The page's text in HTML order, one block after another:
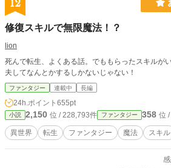
12
修復スキルで無限魔法！？
lion
死んで転生、よくある話。でももらったスキル
夫してなんとかするしかないじゃない！
ファンタジー 連載中 長編
24h.ポイント 655pt
小説 2,150 位 / 228,793件 ファンタジー 358 位
異世界 転生 ファンタジー 魔法 スキル